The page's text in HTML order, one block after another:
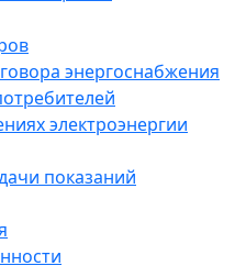
энергоснабжения
электроэнергии
показаний